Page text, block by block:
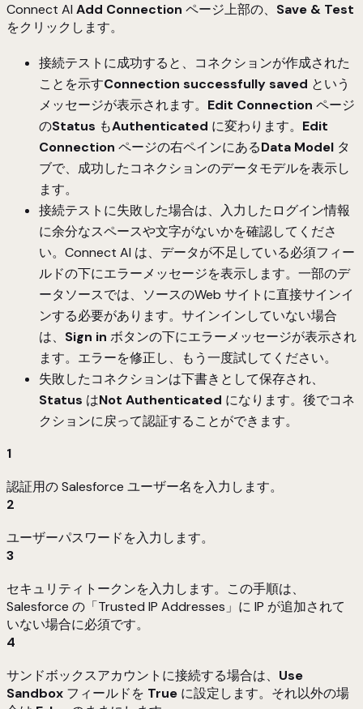
Connect AI Add Connection ページ上部の、 Save & Test
をクリックします。
接続テストに成功すると、コネクションが作成された
ことを示すConnection successfully saved という
メッセージが表示されます。 Edit Connection ページ
のStatus もAuthenticated に変わります。 Edit
Connection ページの右ペインにあるData Model タ
ブで、成功したコネクションのデータモデルを表示し
ます。
接続テストに失敗した場合は、入力したログイン情報
に余分なスペースや文字がないかを確認してくださ
い。Connect AI は、データが不足している必須フィー
ルドの下にエラーメッセージを表示します。一部のデ
ータソースでは、ソースのWeb サイトに直接サインイ
ンする必要があります。サインインしていない場合
は、 Sign in ボタンの下にエラーメッセージが表示され
ます。エラーを修正し、もう一度試してください。
失敗したコネクションは下書きとして保存され、
Status はNot Authenticated になります。後でコネ
クションに戻って認証することができます。
1
認証用の Salesforce ユーザー名を入力します。
2
ユーザーパスワードを入力します。
3
セキュリティトークンを入力します。この手順は、
Salesforce の「Trusted IP Addresses」に IP が追加されて
いない場合に必須です。
4
サンドボックスアカウントに接続する場合は、 Use
Sandbox フィールドを True に設定します。それ以外の場